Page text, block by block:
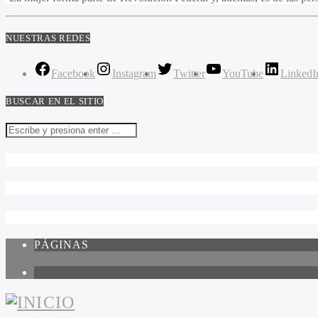
NUESTRAS REDES
Facebook Instagram Twitter YouTube
BUSCAR EN EL SITIO
PÁGINAS